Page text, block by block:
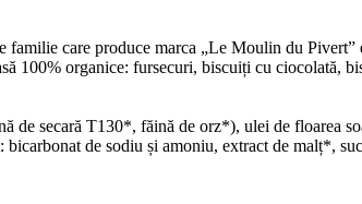
care produce marca „Le Moulin du
100% organice: fursecuri, biscuiți cu ciocolată,
de secară T130*, făină de orz*), ulei de floarea
de sodiu și amoniu, extract de malț*,